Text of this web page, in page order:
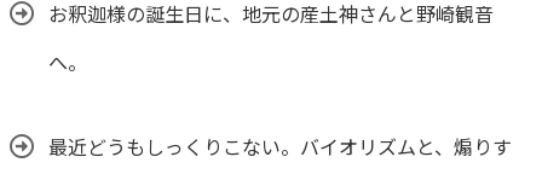
お釈迦様の誕生日に、地元の産土神さんと野崎観音
へ。
最近どうもしっくりこない。バイオリズムと、煽りす